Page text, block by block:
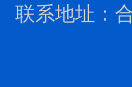
联系地址：